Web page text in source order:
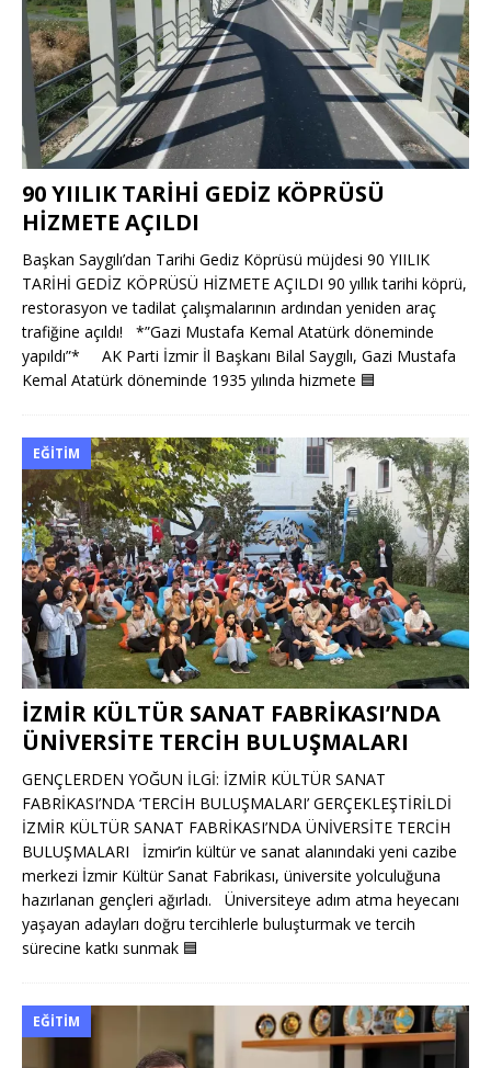
90 YIILIK TARİHİ GEDİZ KÖPRÜSÜ
HİZMETE AÇILDI
Başkan Saygılı’dan Tarihi Gediz Köprüsü müjdesi 90 YIILIK
TARİHİ GEDİZ KÖPRÜSÜ HİZMETE AÇILDI 90 yıllık tarihi köprü,
restorasyon ve tadilat çalışmalarının ardından yeniden araç
trafiğine açıldı! *”Gazi Mustafa Kemal Atatürk döneminde
yapıldı”* AK Parti İzmir İl Başkanı Bilal Saygılı, Gazi Mustafa
Kemal Atatürk döneminde 1935 yılında hizmete 🟦
EĞITIM
İZMİR KÜLTÜR SANAT FABRİKASI’NDA
ÜNİVERSİTE TERCİH BULUŞMALARI
GENÇLERDEN YOĞUN İLGİ: İZMİR KÜLTÜR SANAT
FABRİKASI’NDA ‘TERCİH BULUŞMALARI’ GERÇEKLEŞTİRİLDİ
İZMİR KÜLTÜR SANAT FABRİKASI’NDA ÜNİVERSİTE TERCİH
BULUŞMALARI İzmir’in kültür ve sanat alanındaki yeni cazibe
merkezi İzmir Kültür Sanat Fabrikası, üniversite yolculuğuna
hazırlanan gençleri ağırladı. Üniversiteye adım atma heyecanı
yaşayan adayları doğru tercihlerle buluşturmak ve tercih
sürecine katkı sunmak 🟦
EĞITIM